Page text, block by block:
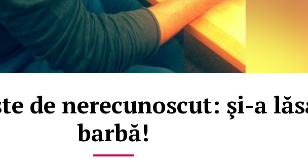
de nerecunoscut: şi-a
barbă!